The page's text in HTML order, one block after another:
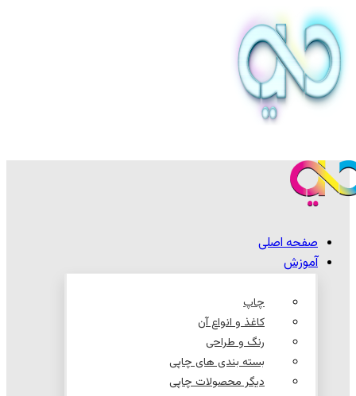
صفحه اصلی
آموزش
چاپ
کاغذ و انواع آن
رنگ و طراحی
بسته بندی های چاپی
دیگر محصولات چاپی